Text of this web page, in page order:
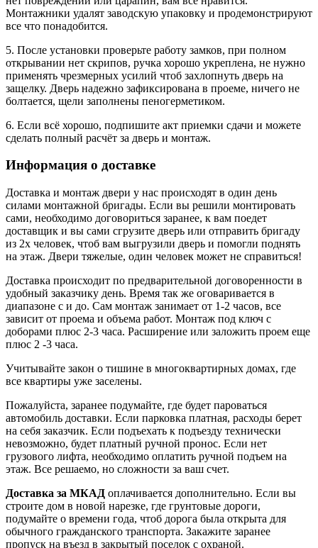
Монтажники удалят заводскую упаковку и продемонстрируют
все что понадобится.
5. После установки проверьте работу замков, при полном
открывании нет скрипов, ручка хорошо укреплена, не нужно
применять чрезмерных усилий чтоб захлопнуть дверь на
защелку. Дверь надежно зафиксирована в проеме, ничего не
болтается, щели заполнены пеногерметиком.
6. Если всё хорошо, подпишите акт приемки сдачи и можете
сделать полный расчёт за дверь и монтаж.
Информация о доставке
Доставка и монтаж двери у нас происходят в один день
силами монтажной бригады. Если вы решили монтировать
сами, необходимо договориться заранее, к вам поедет
доставщик и вы сами сгрузите дверь или отправить бригаду
из 2х человек, чтоб вам выгрузили дверь и помогли поднять
на этаж. Двери тяжелые, один человек может не справиться!
Доставка происходит по предварительной договоренности в
удобный заказчику день. Время так же оговаривается в
диапазоне с и до. Сам монтаж занимает от 1-2 часов, все
зависит от проема и объема работ. Монтаж под ключ с
доборами плюс 2-3 часа. Расширение или заложить проем еще
плюс 2 -3 часа.
Учитывайте закон о тишине в многоквартирных домах, где
все квартиры уже заселены.
Пожалуйста, заранее подумайте, где будет пароваться
автомобиль доставки. Если парковка платная, расходы берет
на себя заказчик. Если подъехать к подъезду технически
невозможно, будет платный ручной пронос. Если нет
грузового лифта, необходимо оплатить ручной подъем на
этаж. Все решаемо, но сложности за ваш счет.
Доставка за МКАД оплачивается дополнительно. Если вы
строите дом в новой нарезке, где грунтовые дороги,
подумайте о времени года, чтоб дорога была открыта для
обычного гражданского транспорта. Закажите заранее
пропуск на въезд в закрытый поселок с охраной.